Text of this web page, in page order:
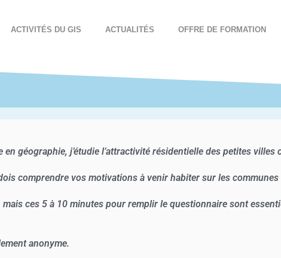
ACTIVITÉS DU GIS ACTUALITÉS OFFRE DE FORMATION
en géographie, j’étudie l’attractivité résidentielle des petites villes
comprendre vos motivations à venir habiter sur les communes
ces 5 à 10 minutes pour remplir le questionnaire sont
anonyme.